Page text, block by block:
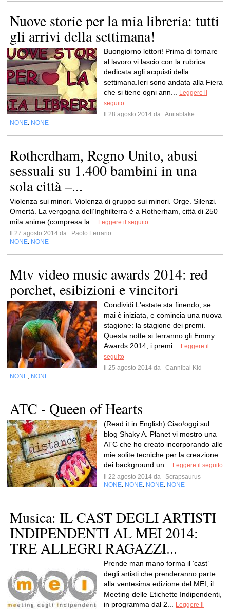
Nuove storie per la mia libreria: tutti
gli arrivi della settimana!
Buongiorno lettori! Prima di tornare
al lavoro vi lascio con la rubrica
dedicata agli acquisti della
settimana.Ieri sono andata alla Fiera
che si tiene ogni ann...
Leggere il
seguito
Il 28 agosto 2014 da Anitablake
NONE NONE
Rotherdham, Regno Unito, abusi
sessuali su 1.400 bambini in una
sola città –...
Violenza sui minori. Violenza di gruppo sui minori. Orge. Silenzi.
Omertà. La vergogna dell’Inghilterra è a Rotherham, città di 250
mila anime (compresa la...
Leggere il seguito
Il 27 agosto 2014 da
Paolo Ferrario
NONE NONE
Mtv video music awards 2014: red
porchet, esibizioni e vincitori
Condividi L'estate sta finendo, se
mai è iniziata, e comincia una nuova
stagione: la stagione dei premi.
Questa notte si terranno gli Emmy
Awards 2014, i premi...
Leggere il
seguito
Il 25 agosto 2014 da
Cannibal Kid
NONE NONE
ATC - Queen of Hearts
(Read it in English) Ciao!oggi sul
blog Shaky A. Planet vi mostro una
ATC che ho creato incorporando alle
mie solite tecniche per la creazione
dei background un...
Leggere il seguito
Il 22 agosto 2014 da
Scrapsaurus
NONE NONE NONE NONE
Musica: IL CAST DEGLI ARTISTI
INDIPENDENTI AL MEI 2014:
TRE ALLEGRI RAGAZZI...
Prende man mano forma il ‘cast’
degli artisti che prenderanno parte
alla ventesima edizione del MEI, il
Meeting delle Etichette Indipendenti,
in programma dal 2...
Leggere il